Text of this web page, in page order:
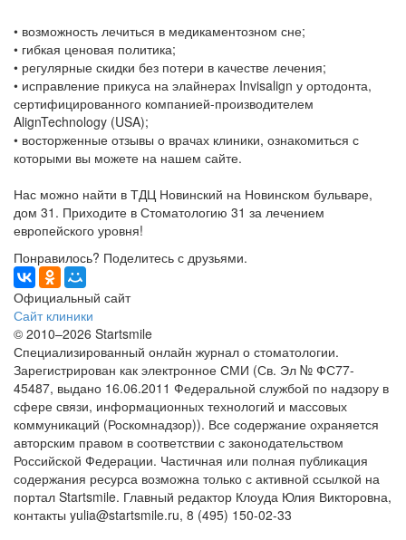
• возможность лечиться в медикаментозном сне;
• гибкая ценовая политика;
• регулярные скидки без потери в качестве лечения;
• исправление прикуса на элайнерах Invisalign у ортодонта,
сертифицированного компанией-производителем
AlignTechnology (USA);
• восторженные отзывы о врачах клиники, ознакомиться с
которыми вы можете на нашем сайте.
Нас можно найти в ТДЦ Новинский на Новинском бульваре,
дом 31. Приходите в Стоматологию 31 за лечением
европейского уровня!
Понравилось? Поделитесь с друзьями.
Официальный сайт
Сайт клиники
© 2010–2026 Startsmile
Специализированный онлайн журнал о стоматологии.
Зарегистрирован как электронное СМИ (Св. Эл № ФС77-
45487, выдано 16.06.2011 Федеральной службой по надзору в
сфере связи, информационных технологий и массовых
коммуникаций (Роскомнадзор)). Все содержание охраняется
авторским правом в соответствии с законодательством
Российской Федерации. Частичная или полная публикация
содержания ресурса возможна только с активной ссылкой на
портал Startsmile. Главный редактор Клоуда Юлия Викторовна,
контакты yulia@startsmile.ru, 8 (495) 150-02-33